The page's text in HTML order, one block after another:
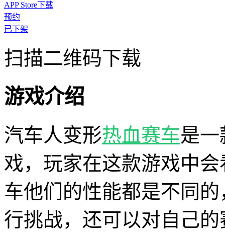
APP Store下载
预约
已下架
扫描二维码下载
游戏介绍
汽车人变形热血赛车是一
戏，玩家在这款游戏中
车他们的性能都是不同
行挑战，还可以对自己